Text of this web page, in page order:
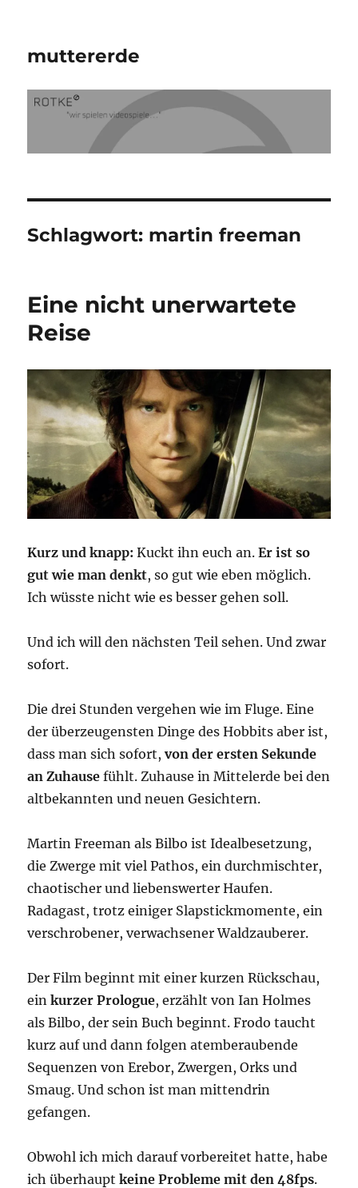
muttererde
Schlagwort: martin freeman
Eine nicht unerwartete
Reise
Kurz und knapp: Kuckt ihn euch an.Er ist so
gut wie man denkt, so gut wie eben möglich.
Ich wüsste nicht wie es besser gehen soll.
Und ich will den nächsten Teil sehen. Und zwar
sofort.
Die drei Stunden vergehen wie im Fluge. Eine
der überzeugensten Dinge des Hobbits aber ist,
dass man sich sofort,von der ersten Sekunde
an Zuhause fühlt. Zuhause in Mittelerde bei den
altbekannten und neuen Gesichtern.
Martin Freeman als Bilbo ist Idealbesetzung,
die Zwerge mit viel Pathos, ein durchmischter,
chaotischer und liebenswerter Haufen.
Radagast, trotz einiger Slapstickmomente, ein
verschrobener, verwachsener Waldzauberer.
Der Film beginnt mit einer kurzen Rückschau,
einkurzer Prologue, erzählt von Ian Holmes
als Bilbo, der sein Buch beginnt. Frodo taucht
kurz auf und dann folgen atemberaubende
Sequenzen von Erebor, Zwergen, Orks und
Smaug. Und schon ist man mittendrin
gefangen.
Obwohl ich mich darauf vorbereitet hatte, habe
ich überhauptkeine Probleme mit den 48fps.